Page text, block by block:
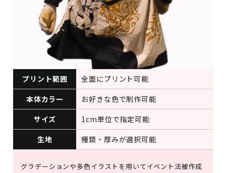
プリント範囲
全面にプリント可能
本体カラー
お好きな色で制作可能
サイズ
1cm単位で指定可能
生地
種類・厚みが選択可能
グラデーションや多色イラストを用いてイベント法被作成